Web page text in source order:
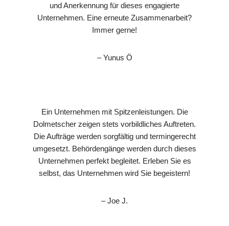
und Anerkennung für dieses engagierte
Unternehmen. Eine erneute Zusammenarbeit?
Immer gerne!
– Yunus Ö
Ein Unternehmen mit Spitzenleistungen. Die
Dolmetscher zeigen stets vorbildliches Auftreten.
Die Aufträge werden sorgfältig und termingerecht
umgesetzt. Behördengänge werden durch dieses
Unternehmen perfekt begleitet. Erleben Sie es
selbst, das Unternehmen wird Sie begeistern!
– Joe J.